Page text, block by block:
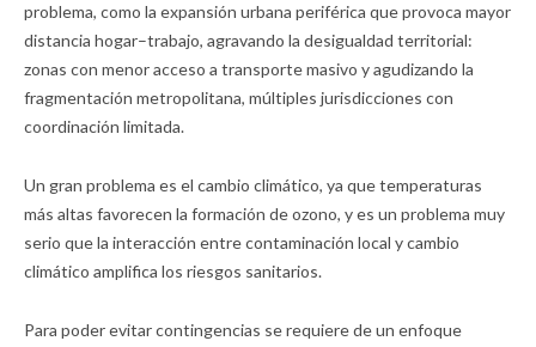
problema, como la expansión urbana periférica que provoca mayor
distancia hogar–trabajo, agravando la desigualdad territorial:
zonas con menor acceso a transporte masivo y agudizando la
fragmentación metropolitana, múltiples jurisdicciones con
coordinación limitada.
Un gran problema es el cambio climático, ya que temperaturas
más altas favorecen la formación de ozono, y es un problema muy
serio que la interacción entre contaminación local y cambio
climático amplifica los riesgos sanitarios.
Para poder evitar contingencias se requiere de un enfoque